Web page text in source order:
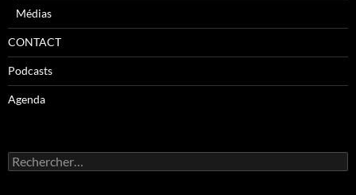
Médias
CONTACT
Podcasts
Agenda
R
e